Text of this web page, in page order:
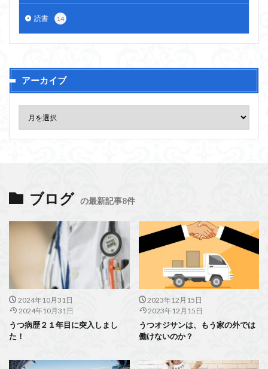
読書 14
アーカイブ
ブログ の最新記事8件
2024年10月31日
2024年10月31日
うつ病歴２１年目に突入しまし
た！
2023年12月15日
2023年12月15日
うつオジサンは、もう家の外では
働けないのか？